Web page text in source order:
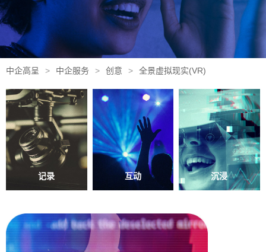
中企高呈 > 中企服务 > 创意 > 全景虚拟现实(VR)
记录 互动 沉浸